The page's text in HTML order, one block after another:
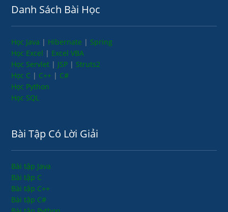
Danh Sách Bài Học
Học Java | Hibernate | Spring
Học Excel | Excel VBA
Học Servlet | JSP | Struts2
Học C | C++ | C#
Học Python
Học SQL
Bài Tập Có Lời Giải
Bài tập Java
Bài tập C
Bài tập C++
Bài tập C#